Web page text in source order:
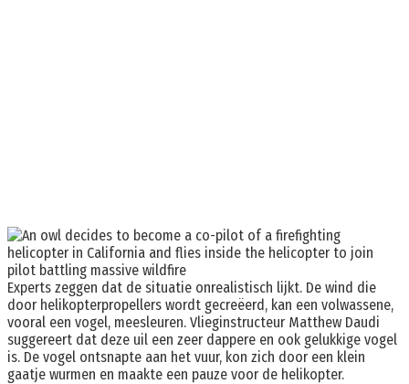
Experts zeggen dat de situatie onrealistisch lijkt. De wind die
door helikopterpropellers wordt gecreëerd, kan een volwassene,
vooral een vogel, meesleuren. Vlieginstructeur Matthew Daudi
suggereert dat deze uil een zeer dappere en ook gelukkige vogel
is. De vogel ontsnapte aan het vuur, kon zich door een klein
gaatje wurmen en maakte een pauze voor de helikopter.